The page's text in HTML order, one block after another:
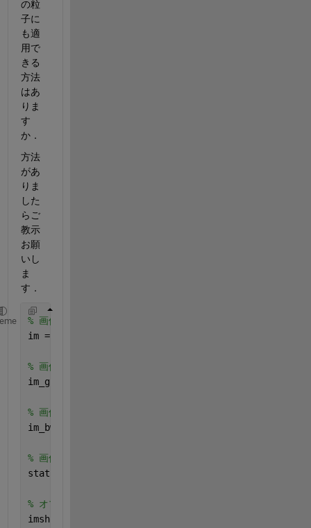
の粒
子に
も適
用で
きる
方法
はあ
りま
す
か．
方法
があ
りま
した
らご
教示
お願
いし
ま
す．
% 画像を読み込みます。
im = imread(
% 画像をグレースケールに変換します。
im_gray = rgb2gray(im);
% 画像を二値化します。
im_bw = imbinarize(im_gray);
% 画像内のオブジェクト（粒子）を見つけます。
stats = regionprops(
% オブジェクトの形状を解析して、四角形であるかどうかを確
imshow(im);